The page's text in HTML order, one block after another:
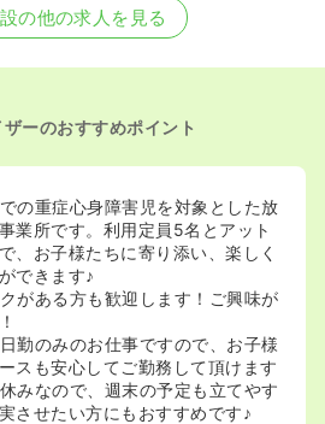
の他の求人を見る
ーのおすすめポイント
の重症心身障害児を対象とした放
業所です。利用定員5名とアット
、お子様たちに寄り添い、楽しく
できます♪
がある方も歓迎します！ご興味が
勤のみのお仕事ですので、お子様
スも安心してご勤務して頂けます
みなので、週末の予定も立てやす
させたい方にもおすすめです♪